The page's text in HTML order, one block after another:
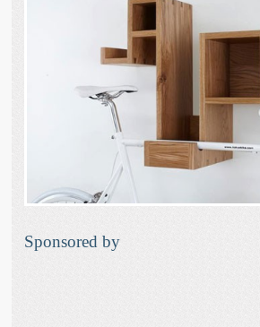
Sponsored by